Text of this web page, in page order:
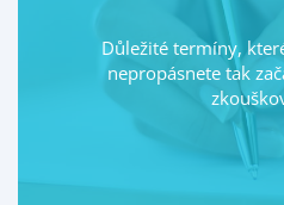
Důležité termíny,
nepropásnete tak